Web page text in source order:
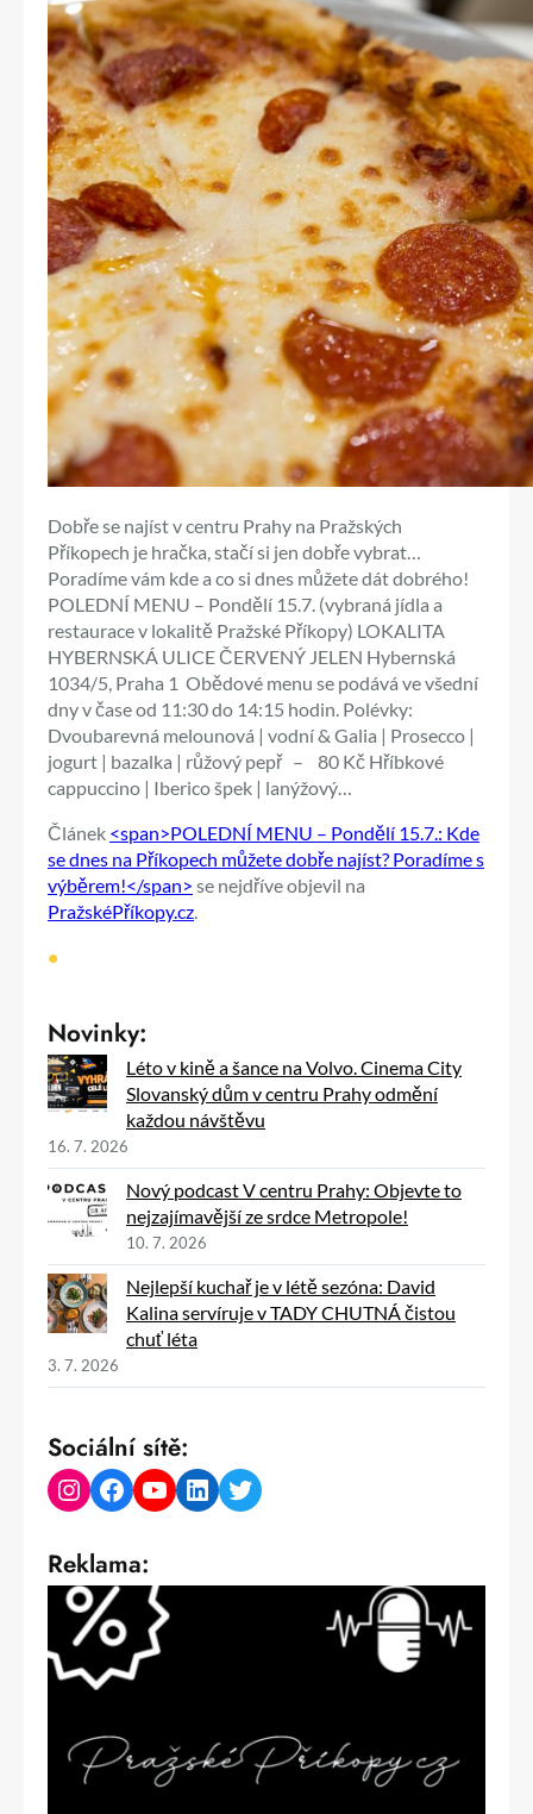
Dobře se najíst v centru Prahy na Pražských
Příkopech je hračka, stačí si jen dobře vybrat…
Poradíme vám kde a co si dnes můžete dát dobrého!
POLEDNÍ MENU – Pondělí 15.7. (vybraná jídla a
restaurace v lokalitě Pražské Příkopy) LOKALITA
HYBERNSKÁ ULICE ČERVENÝ JELEN Hybernská
1034/5, Praha 1 Obědové menu se podává ve všední
dny v čase od 11:30 do 14:15 hodin. Polévky:
Dvoubarevná melounová | vodní & Galia | Prosecco |
jogurt | bazalka | růžový pepř – 80 Kč Hříbkové
cappuccino | Iberico špek | lanýžový…
Článek <span>POLEDNÍ MENU – Pondělí 15.7.: Kde
se dnes na Příkopech můžete dobře najíst? Poradíme s
výběrem!</span> se nejdříve objevil na
PražskéPříkopy.cz
•
Novinky:
Léto v kině a šance na Volvo. Cinema City
Slovanský dům v centru Prahy odmění
každou návštěvu
16. 7. 2026
Nový podcast V centru Prahy: Objevte to
nejzajímavější ze srdce Metropole!
10. 7. 2026
Nejlepší kuchař je v létě sezóna: David
Kalina servíruje v TADY CHUTNÁ čistou
chuť léta
3. 7. 2026
Sociální sítě:
Instagram Facebook YouTube LinkedIn Twitter
Reklama: